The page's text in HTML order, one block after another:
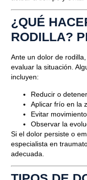
¿QUÉ
RODILLA?
Ante un dolor de
evaluar la situación.
incluyen:
Reducir o
Aplicar frío en la
Evitar
Observar la
Si el dolor persiste o
especialista en
adecuada.